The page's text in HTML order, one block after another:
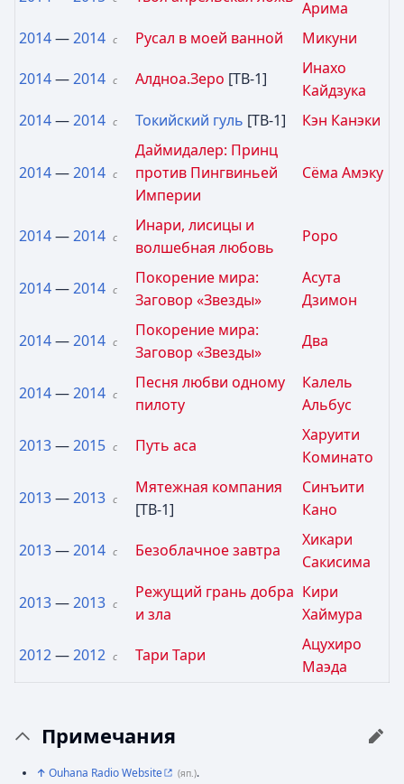
Арима
2014—2014 с Русал в моей ванной Микуни
2014—2014 с Алдноа.Зеро [ТВ-1]
Инахо
Кайдзука
2014—2014 с Токийский гуль [ТВ-1] Кэн Канэки
2014—2014 с
Даймидалер: Принц
против Пингвиньей
Империи
Сёма Амэку
2014—2014 с
Инари, лисицы и
волшебная любовь
Роро
2014—2014 с
Покорение мира:
Заговор «Звезды»
Асута
Дзимон
2014—2014 с
Покорение мира:
Заговор «Звезды»
Два
2014—2014 с
Песня любви одному
пилоту
Калель
Альбус
2013—2015 с Путь аса
Харуити
Коминато
2013—2013 с
Мятежная компания
[ТВ-1]
Синъити
Кано
2013—2014 с Безоблачное завтра
Хикари
Сакисима
2013—2013 с
Режущий грань добра
и зла
Кири
Хаймура
2012—2012 с Тари Тари
Ацухиро
Маэда
Примечания
↑ Ouhana Radio Website (яп.).